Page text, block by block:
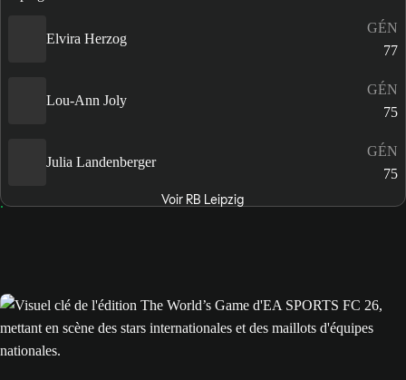
Elvira Herzog
GÉN
77
Lou-Ann Joly
GÉN
75
Julia Landenberger
GÉN
75
Voir RB Leipzig